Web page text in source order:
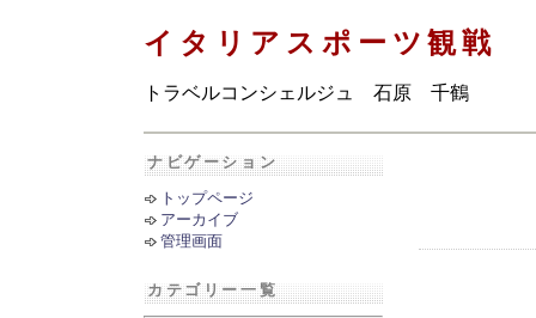
イタリアスポーツ観戦
トラベルコンシェルジュ 石原 千鶴
ナビゲーション
トップページ
アーカイブ
管理画面
カテゴリー一覧